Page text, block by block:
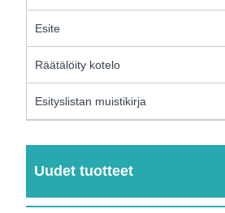
Esite
Räätälöity kotelo
Esityslistan muistikirja
Uudet tuotteet